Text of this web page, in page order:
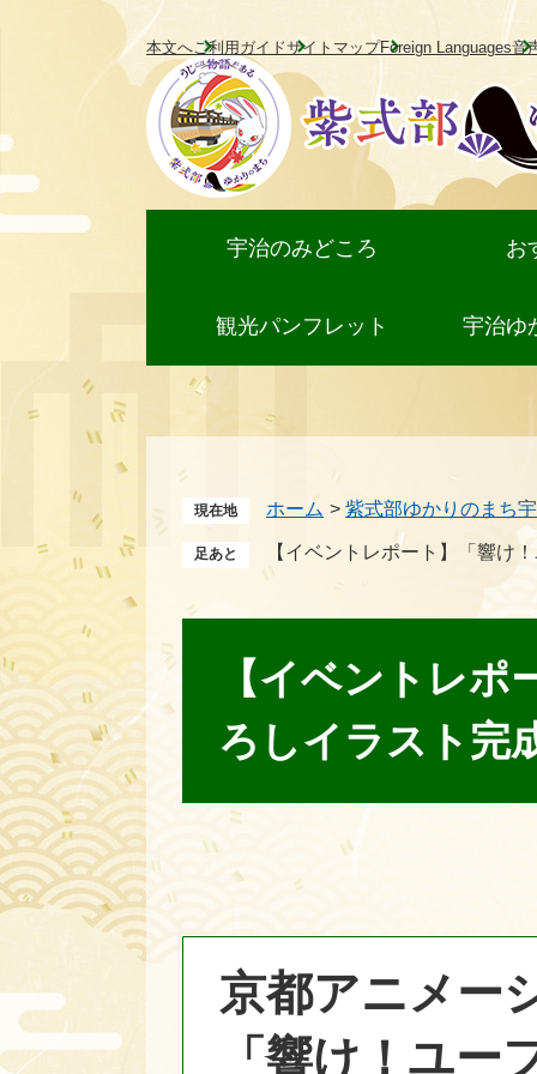
ペ
ー
ジ
の
先
頭
メ
ニ
ュ
ー
を
飛
本文へ ご利用ガイドサイトマップForeign Languages音
宇治のみどころ お
観光パンフレット 宇治ゆ
現在地 ホーム > 紫式部ゆかりのまち
【イベントレポート】「響け
本
【イベントレ
ろしイラスト完
京都アニメー
「響け！ユ